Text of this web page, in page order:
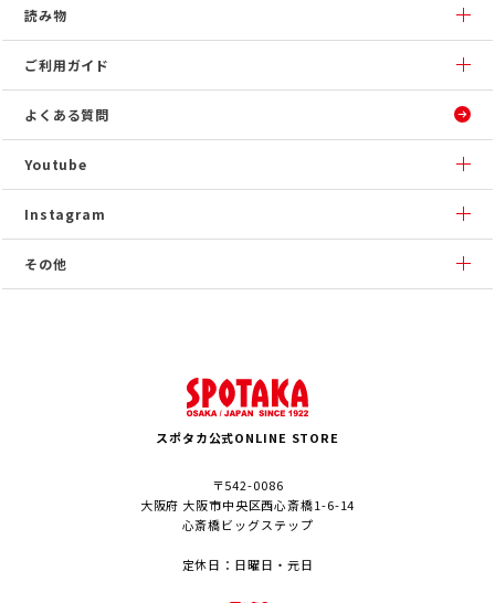
読み物
ご利用ガイド
よくある質問
Youtube
Instagram
その他
スポタカ公式ONLINE STORE
〒542-0086
大阪府 大阪市中央区西心斎橋1-6-14
心斎橋ビッグステップ
定休日：日曜日・元日